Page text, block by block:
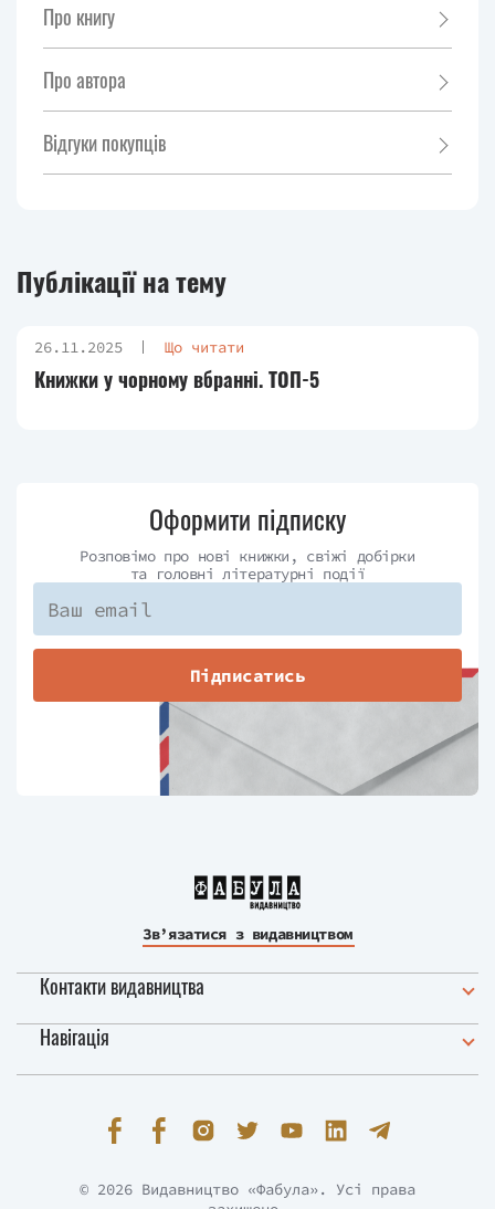
Про книгу
Про автора
Відгуки покупців
Публікації на тему
26.11.2025 Що читати
Книжки у чорному вбранні. ТОП-5
Оформити підписку
Розповімо про нові книжки, свіжі добірки
та головні літературні події
Підписатись
Зв’язатися з видавництвом
Контакти видавництва
Навігація
© 2026 Видавництво «Фабула». Усі права